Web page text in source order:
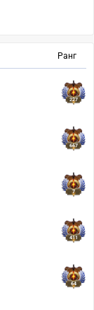
Ранг
227
667
7
411
64